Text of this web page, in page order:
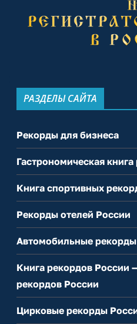
РАЗДЕЛЫ САЙТА
Рекорды для бизнеса
Гастрономическая
Книга спортивных
Рекорды отелей России
Автомобильные
Книга рекордов России
рекордов России
Цирковые рекорды